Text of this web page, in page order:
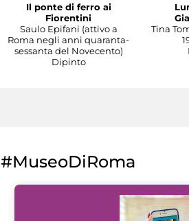
Il ponte di ferro ai
Fiorentini
Saulo Epifani (attivo a
Roma negli anni quaranta-
sessanta del Novecento)
Dipinto
Tina
#MuseoDiRoma